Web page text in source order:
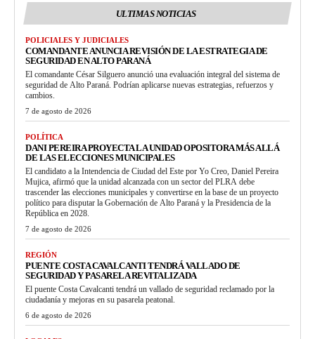
ULTIMAS NOTICIAS
POLICIALES Y JUDICIALES
COMANDANTE ANUNCIA REVISIÓN DE LA ESTRATEGIA DE
SEGURIDAD EN ALTO PARANÁ
El comandante César Silguero anunció una evaluación integral del sistema de
seguridad de Alto Paraná. Podrían aplicarse nuevas estrategias, refuerzos y
cambios.
7 de agosto de 2026
POLÍTICA
DANI PEREIRA PROYECTA LA UNIDAD OPOSITORA MÁS ALLÁ
DE LAS ELECCIONES MUNICIPALES
El candidato a la Intendencia de Ciudad del Este por Yo Creo, Daniel Pereira
Mujica, afirmó que la unidad alcanzada con un sector del PLRA debe
trascender las elecciones municipales y convertirse en la base de un proyecto
político para disputar la Gobernación de Alto Paraná y la Presidencia de la
República en 2028.
7 de agosto de 2026
REGIÓN
PUENTE COSTA CAVALCANTI TENDRÁ VALLADO DE
SEGURIDAD Y PASARELA REVITALIZADA
El puente Costa Cavalcanti tendrá un vallado de seguridad reclamado por la
ciudadanía y mejoras en su pasarela peatonal.
6 de agosto de 2026